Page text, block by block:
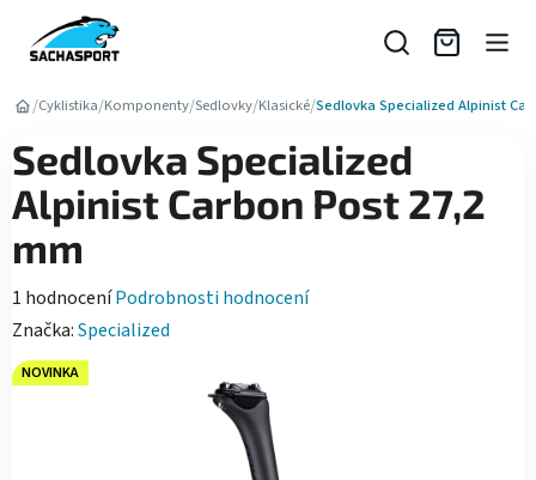
obsah
/Cyklistika/Komponenty/Sedlovky/Klasické/Sedlovka Specialized Alpinist
Sedlovka Specialized
Alpinist Carbon Post 27,2
mm
Průměrné
hodnocení
produktu
je
1 hodnoceníPodrobnosti hodnocení
Značka:Specialized
NOVINKA